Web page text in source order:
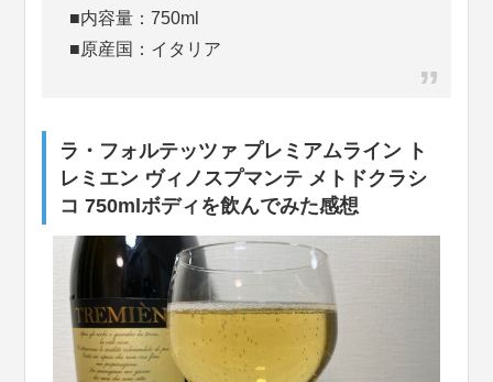
■内容量：750ml
■原産国：イタリア
ラ・フォルテッツァ プレミアムライン ト
レミエン ヴィノスプマンテ メトドクラシ
コ 750mlボディを飲んでみた感想